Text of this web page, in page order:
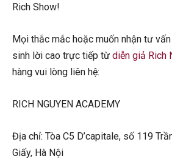
Rich Show!
Mọi thắc mắc hoặc muốn nhận tư
sinh lời cao trực tiếp từ diễn giả Rich
hàng vui lòng liên hệ:
RICH NGUYEN ACADEMY
Địa chỉ: Tòa C5 D’capitale, số 119
Giấy, Hà Nội